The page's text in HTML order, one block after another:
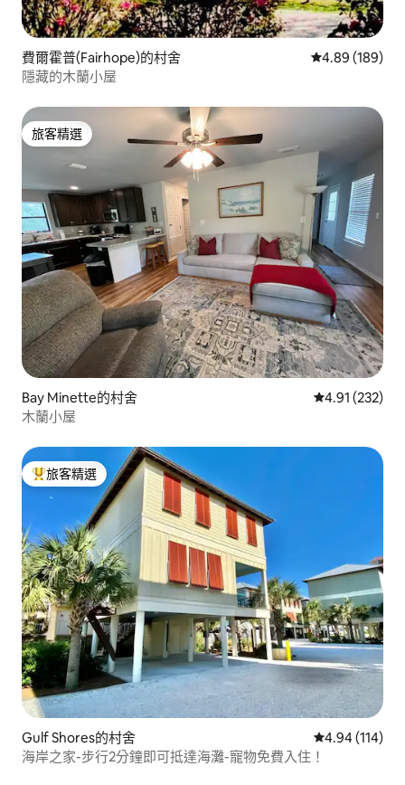
費爾霍普(Fairhope)的村舍 從 189 則評價
4.89 (189)
隱藏的木蘭小屋
旅客精選
旅客精選
Bay Minette的村舍 從 232 則評價
4.91 (232)
木蘭小屋
旅客精選榜首
旅客精選
Gulf Shores的村舍 從 114 則評價
4.94 (114)
海岸之家-步行2分鐘即可抵達海灘-寵物免費入住！